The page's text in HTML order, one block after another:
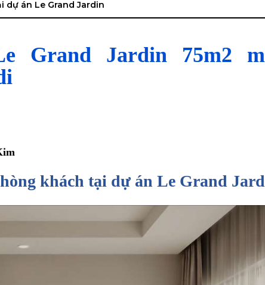
án Le Grand Jardin
Grand Jardin 75m2
khách tại dự án Le Grand